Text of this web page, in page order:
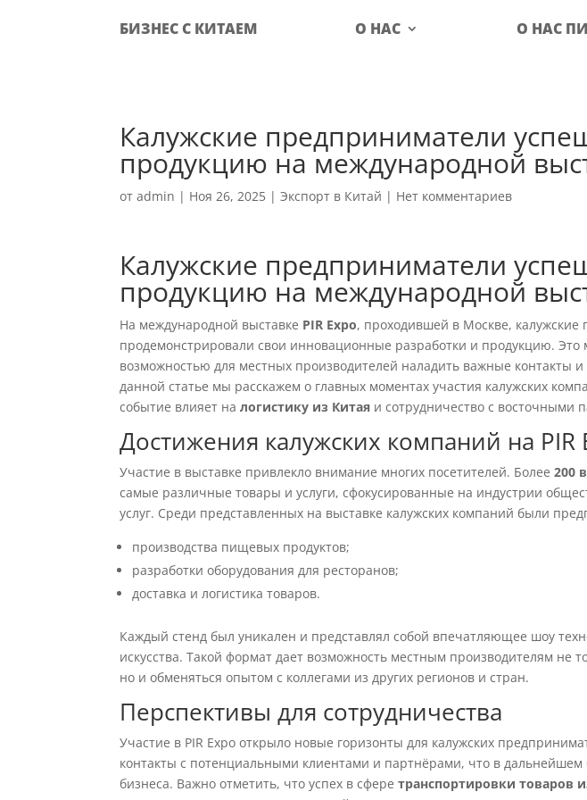
БИЗНЕС С КИТАЕМ О НАС О НАС
Калужские предприниматели
продукцию на международной
отadmin | Ноя 26, 2025 |Экспорт в Китай | Нет комментариев
Калужские предприниматели
продукцию на международной
На международной выставке PIR Expo, проходившей в Москве, калужские
продемонстрировали свои инновационные разработки и продукцию. Это
возможностью для местных производителей наладить важные контакты
данной статье мы расскажем о главных моментах участия калужских
событие влияет налогистику из Китая и сотрудничество с восточными
Достижения калужских компаний на PIR
Участие в выставке привлекло внимание многих посетителей. Более200
самые различные товары и услуги, сфокусированные на индустрии
услуг. Среди представленных на выставке калужских компаний были
производства пищевых продуктов;
разработки оборудования для ресторанов;
доставка и логистика товаров.
Каждый стенд был уникален и представлял собой впечатляющее шоу
искусства. Такой формат дает возможность местным производителям не
но и обменяться опытом с коллегами из других регионов и стран.
Перспективы для сотрудничества
Участие в PIR Expo открыло новые горизонты для калужских
контакты с потенциальными клиентами и партнёрами, что в дальнейшем
бизнеса. Важно отметить, что успех в сферетранспортировки товаров